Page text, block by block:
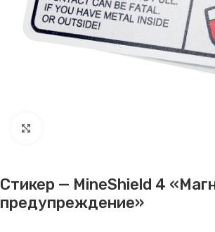
Стикер — MineShield 4
предупреждение»